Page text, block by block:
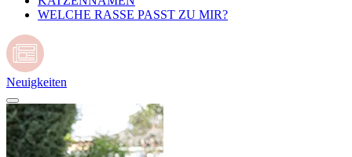
WELCHE RASSE PASST ZU MIR?
Neuigkeiten